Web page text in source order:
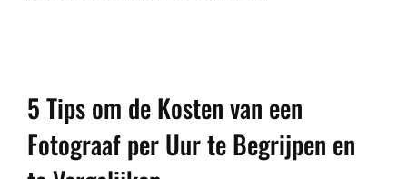
5 Tips om de Kosten van een
Fotograaf per Uur te Begrijpen en